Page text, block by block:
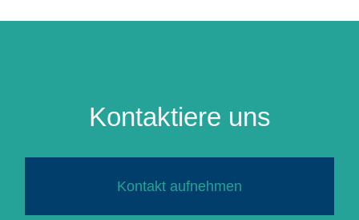
Kontaktiere uns
Kontakt aufnehmen